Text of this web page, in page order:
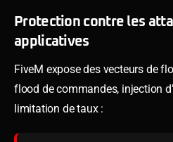
Protection contre les
applicatives
FiveM expose des vecteurs de
flood de commandes, injection
limitation de taux :